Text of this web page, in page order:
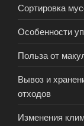
Сортировка
Особенности
Польза от
Вывоз и
отходов
Изменения